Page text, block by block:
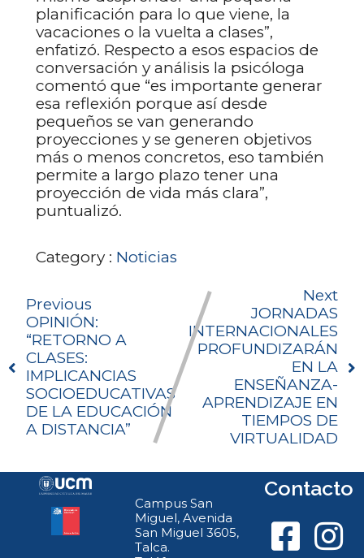
planificación para lo que viene, la
vacaciones o la vuelta a clases”,
enfatizó. Respecto a esos espacios de
conversación y análisis la psicóloga
comentó que “es importante generar
esa reflexión porque así desde
pequeños se van generando
proyecciones y se generen objetivos
más o menos concretos, eso también
permite a largo plazo tener una
proyección de vida más clara”,
puntualizó.
Category : Noticias
Previous
OPINIÓN:
“RETORNO A
CLASES:
IMPLICANCIAS
SOCIOEDUCATIVAS
DE LA EDUCACIÓN
A DISTANCIA”
Next
JORNADAS
INTERNACIONALES
PROFUNDIZARÁN
EN LA
ENSEÑANZA-
APRENDIZAJE EN
TIEMPOS DE
VIRTUALIDAD
Campus San
Miguel, Avenida
San Miguel 3605,
Talca.
Contacto